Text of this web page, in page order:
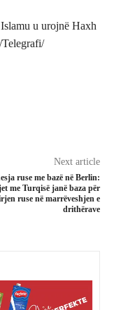
u urojnë Haxh
Next article
ruse me bazë në Berlin:
me Turqisë janë baza për
ruse në marrëveshjen e
drithërave